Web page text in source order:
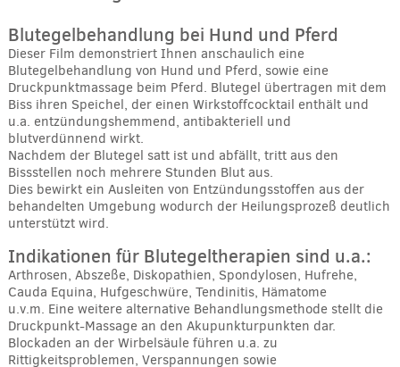
Blutegelbehandlung bei Hund und Pferd
Dieser Film demonstriert Ihnen anschaulich eine
Blutegelbehandlung von Hund und Pferd, sowie eine
Druckpunktmassage beim Pferd. Blutegel übertragen mit dem
Biss ihren Speichel, der einen Wirkstoffcocktail enthält und
u.a. entzündungshemmend, antibakteriell und
blutverdünnend wirkt.
Nachdem der Blutegel satt ist und abfällt, tritt aus den
Bissstellen noch mehrere Stunden Blut aus.
Dies bewirkt ein Ausleiten von Entzündungsstoffen aus der
behandelten Umgebung wodurch der Heilungsprozeß deutlich
unterstützt wird.
Indikationen für Blutegeltherapien sind u.a.:
Arthrosen, Abszeße, Diskopathien, Spondylosen, Hufrehe,
Cauda Equina, Hufgeschwüre, Tendinitis, Hämatome
u.v.m. Eine weitere alternative Behandlungsmethode stellt die
Druckpunkt-Massage an den Akupunkturpunkten dar.
Blockaden an der Wirbelsäule führen u.a. zu
Rittigkeitsproblemen, Verspannungen sowie